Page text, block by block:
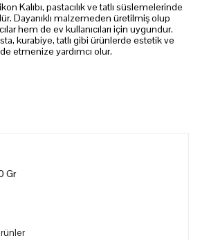
Kalıbı, pastacılık ve tatlı süslemelerinde
Dayanıklı malzemeden üretilmiş olup
hem de ev kullanıcıları için uygundur.
kurabiye, tatlı gibi ürünlerde estetik ve
etmenize yardımcı olur.
Gr